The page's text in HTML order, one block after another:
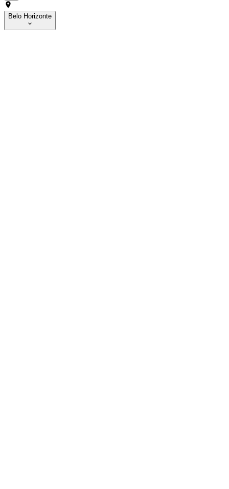
Belo Horizonte